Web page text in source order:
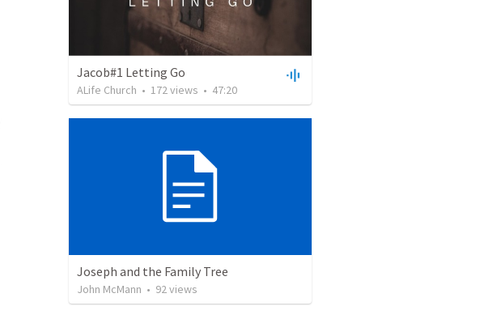
Jacob#1 Letting Go
ALife Church • 172views • 47:20
Joseph and the Family Tree
John McMann • 92 views